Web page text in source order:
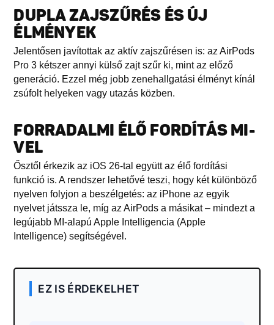
DUPLA ZAJSZŰRÉS ÉS ÚJ
ÉLMÉNYEK
Jelentősen javítottak az aktív zajszűrésen is: az AirPods
Pro 3 kétszer annyi külső zajt szűr ki, mint az előző
generáció. Ezzel még jobb zenehallgatási élményt kínál
zsúfolt helyeken vagy utazás közben.
FORRADALMI ÉLŐ FORDÍTÁS MI-
VEL
Ősztől érkezik az iOS 26-tal együtt az élő fordítási
funkció is. A rendszer lehetővé teszi, hogy két különböző
nyelven folyjon a beszélgetés: az iPhone az egyik
nyelvet játssza le, míg az AirPods a másikat – mindezt a
legújabb MI-alapú Apple Intelligencia (Apple
Intelligence) segítségével.
EZ IS ÉRDEKELHET